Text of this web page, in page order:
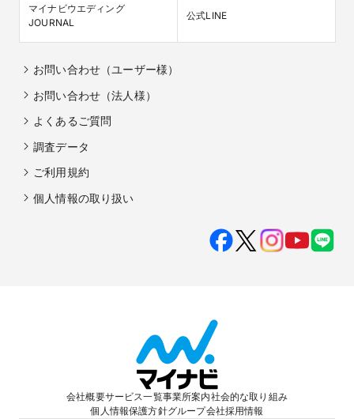
マイナビウエディング
JOURNAL
公式LINE
お問い合わせ（ユーザー様）
お問い合わせ（法人様）
よくあるご質問
調査データ
ご利用規約
個人情報の取り扱い
会社概要サービス一覧事業所案内社会的な取り組み
個人情報保護方針グループ会社採用情報